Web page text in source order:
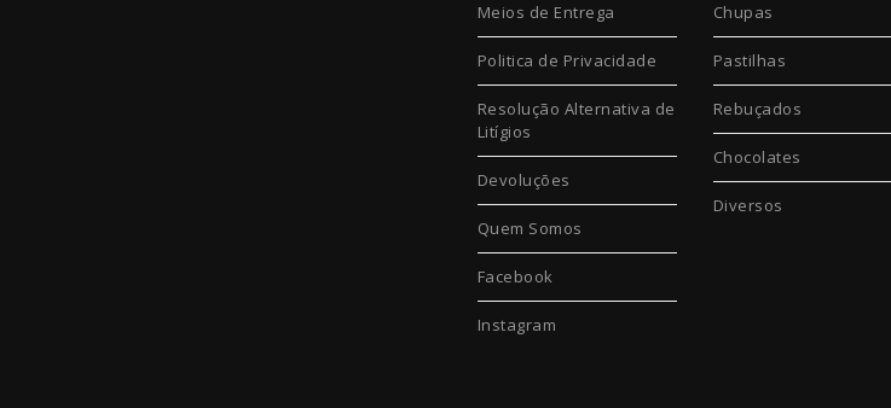
Meios de Entrega
Politica de Privacidade
Resolução Alternativa de
Litígios
Devoluções
Quem Somos
Facebook
Instagram
Chupas
Pastilhas
Rebuçados
Chocolates
Diversos